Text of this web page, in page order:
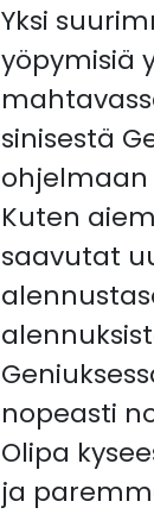
Yksi
yöpymisiä
sinisestä
ohjelmaan
Kuten
saavutat
nopeasti
Olipa
ja